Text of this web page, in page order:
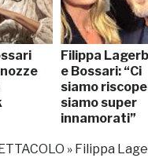
Filippa
e Bossari: “Ci
siamo
siamo super
innamorati”
» Filippa